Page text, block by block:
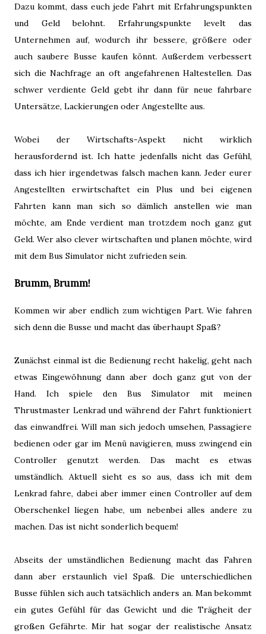
Dazu kommt, dass euch jede Fahrt mit Erfahrungspunkten
und Geld belohnt. Erfahrungspunkte levelt das
Unternehmen auf, wodurch ihr bessere, größere oder
auch saubere Busse kaufen könnt. Außerdem verbessert
sich die Nachfrage an oft angefahrenen Haltestellen. Das
schwer verdiente Geld gebt ihr dann für neue fahrbare
Untersätze, Lackierungen oder Angestellte aus.
Wobei der Wirtschafts-Aspekt nicht wirklich
herausfordernd ist. Ich hatte jedenfalls nicht das Gefühl,
dass ich hier irgendetwas falsch machen kann. Jeder eurer
Angestellten erwirtschaftet ein Plus und bei eigenen
Fahrten kann man sich so dämlich anstellen wie man
möchte, am Ende verdient man trotzdem noch ganz gut
Geld. Wer also clever wirtschaften und planen möchte, wird
mit dem Bus Simulator nicht zufrieden sein.
Brumm, Brumm!
Kommen wir aber endlich zum wichtigen Part. Wie fahren
sich denn die Busse und macht das überhaupt Spaß?
Zunächst einmal ist die Bedienung recht hakelig, geht nach
etwas Eingewöhnung dann aber doch ganz gut von der
Hand. Ich spiele den Bus Simulator mit meinen
Thrustmaster Lenkrad und während der Fahrt funktioniert
das einwandfrei. Will man sich jedoch umsehen, Passagiere
bedienen oder gar im Menü navigieren, muss zwingend ein
Controller genutzt werden. Das macht es etwas
umständlich. Aktuell sieht es so aus, dass ich mit dem
Lenkrad fahre, dabei aber immer einen Controller auf dem
Oberschenkel liegen habe, um nebenbei alles andere zu
machen. Das ist nicht sonderlich bequem!
Abseits der umständlichen Bedienung macht das Fahren
dann aber erstaunlich viel Spaß. Die unterschiedlichen
Busse fühlen sich auch tatsächlich anders an. Man bekommt
ein gutes Gefühl für das Gewicht und die Trägheit der
großen Gefährte. Mir hat sogar der realistische Ansatz